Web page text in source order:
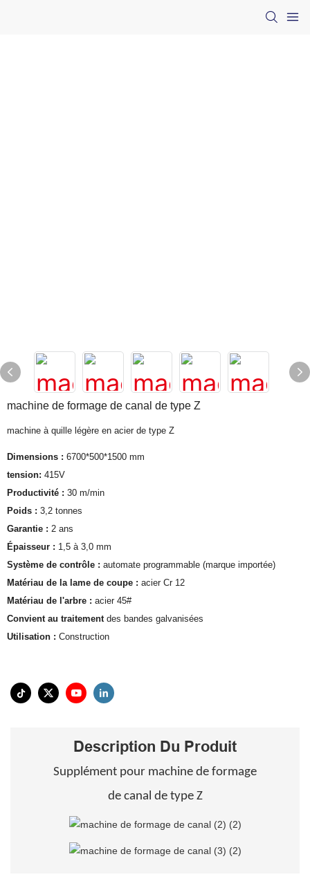
machine de formage de canal de type Z
machine à quille légère en acier de type Z
Dimensions : 6700*500*1500 mm
tension: 415V
Productivité : 30 m/min
Poids : 3,2 tonnes
Garantie : 2 ans
Épaisseur : 1,5 à 3,0 mm
Système de contrôle : automate programmable (marque importée)
Matériau de la lame de coupe : acier Cr 12
Matériau de l'arbre : acier 45#
Convient au traitementdes bandes galvanisées
Utilisation : Construction
Description Du Produit
Supplément pour machine de formage
de canal de type Z